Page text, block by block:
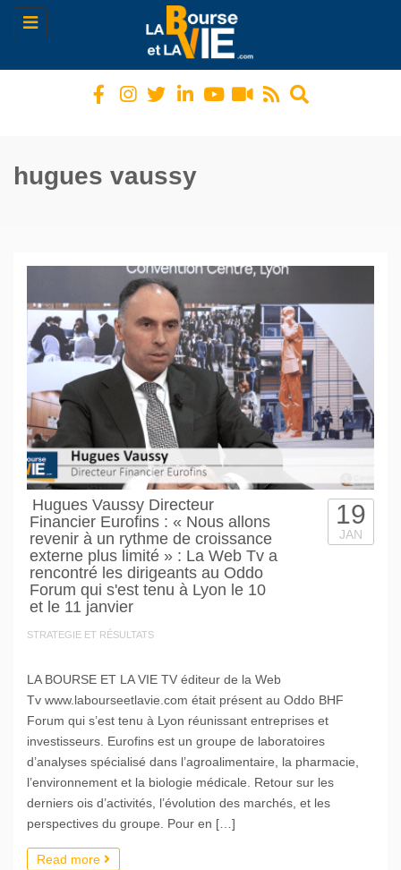
Toggle
navigation
hugues vaussy
Hugues Vaussy Directeur
Financier Eurofins : « Nous allons
revenir à un rythme de croissance
externe plus limité » : La Web Tv a
rencontré les dirigeants au Oddo
Forum qui s'est tenu à Lyon le 10
et le 11 janvier
STRATEGIE ET RÉSULTATS
19
JAN
LA BOURSE ET LA VIE TV éditeur de la Web
Tv www.labourseetlavie.com était présent au Oddo BHF
Forum qui s’est tenu à Lyon réunissant entreprises et
investisseurs. Eurofins est un groupe de laboratoires
d’analyses spécialisé dans l’agroalimentaire, la pharmacie,
l’environnement et la biologie médicale. Retour sur les
derniers ois d’activités, l’évolution des marchés, et les
perspectives du groupe. Pour en […]
Read more